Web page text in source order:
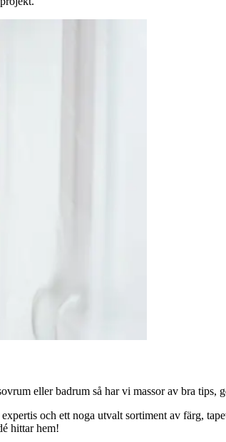
eller badrum så har vi massor av bra
och ett noga utvalt sortiment av färg,
hittar hem!